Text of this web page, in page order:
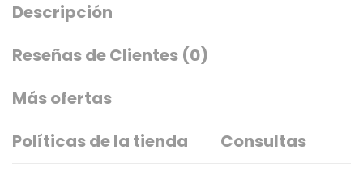
Descripción
Reseñas de Clientes (0)
Más ofertas
Políticas de la tienda
Consultas